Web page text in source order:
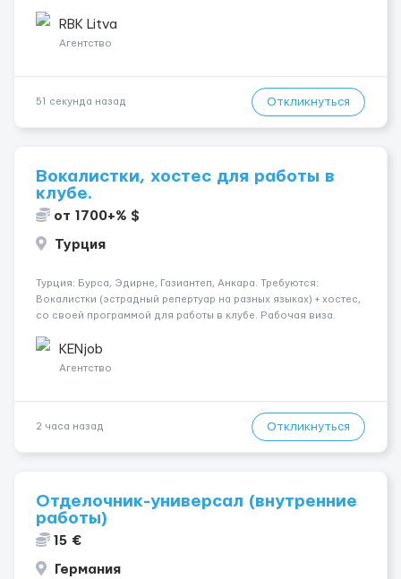
рефрижераторах. В среднем 400–500 км в день. Погрузки и
разгрузки...
RBK Litva
Агентство
51 секунда назад Откликнуться
Вокалистки, хостес для работы в
клубе.
от 1700+% $
Турция
Турция: Бурса, Эдирне, Газиантеп, Анкара. Требуются:
Вокалистки (эстрадный репертуар на разных языках) + хостеc,
со своей программой для работы в клубе. Рабочая виза.
одного до трех месяцев. Мед. страховка. Высокая зарплат...
KENjob
Агентство
2 часа назад Откликнуться
Отделочник-универсал (внутренние
работы)
15 €
Германия